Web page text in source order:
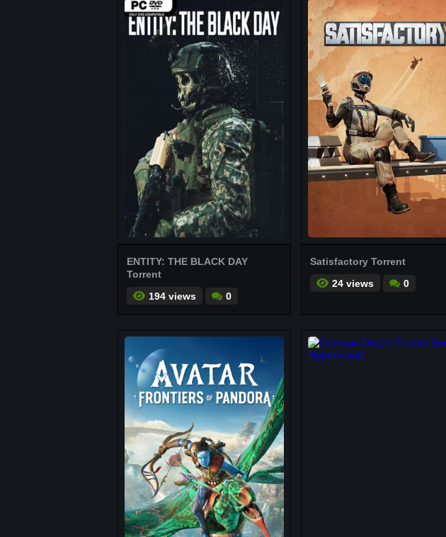
ENTITY: THE BLACK DAY
Torrent
194 views
0
Satisfactory Torrent
24 views
0